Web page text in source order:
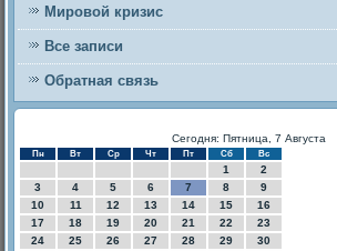
Мировой кризис
Все записи
Обратная связь
Сегодня: Пятница, 7 Августа
Пн Вт Ср Чт Пт Сб Вс
1
2
3
4 5 6 7 8
9
10
11 12 13 14 15
16
17
18 19 20 21 22
23
24
25 26 27 28 29
30